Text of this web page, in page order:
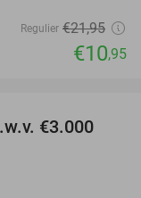
Regulier €21,95
€10,95
€3.000